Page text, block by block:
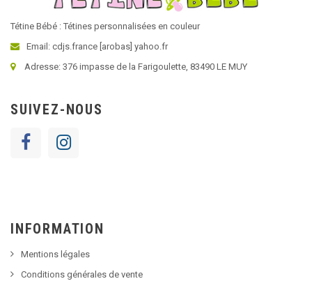
Tétine Bébé : Tétines personnalisées en couleur
Email: cdjs.france [arobas] yahoo.fr
Adresse: 376 impasse de la Farigoulette, 83490 LE MUY
SUIVEZ-NOUS
INFORMATION
Mentions légales
Conditions générales de vente